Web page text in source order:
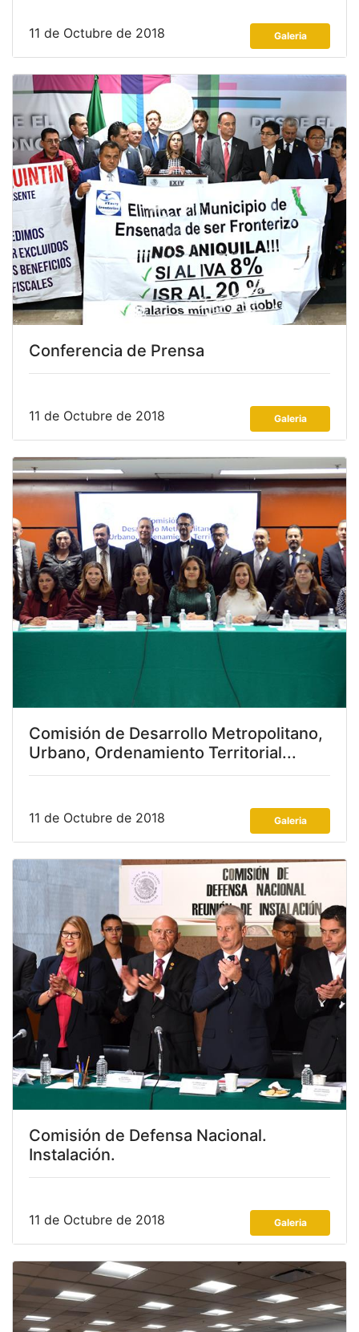
11 de Octubre de 2018 Galeria
Conferencia de Prensa
11 de Octubre de 2018 Galeria
Comisión de Desarrollo Metropolitano,
Urbano, Ordenamiento Territorial...
11 de Octubre de 2018 Galeria
Comisión de Defensa Nacional.
Instalación.
11 de Octubre de 2018 Galeria